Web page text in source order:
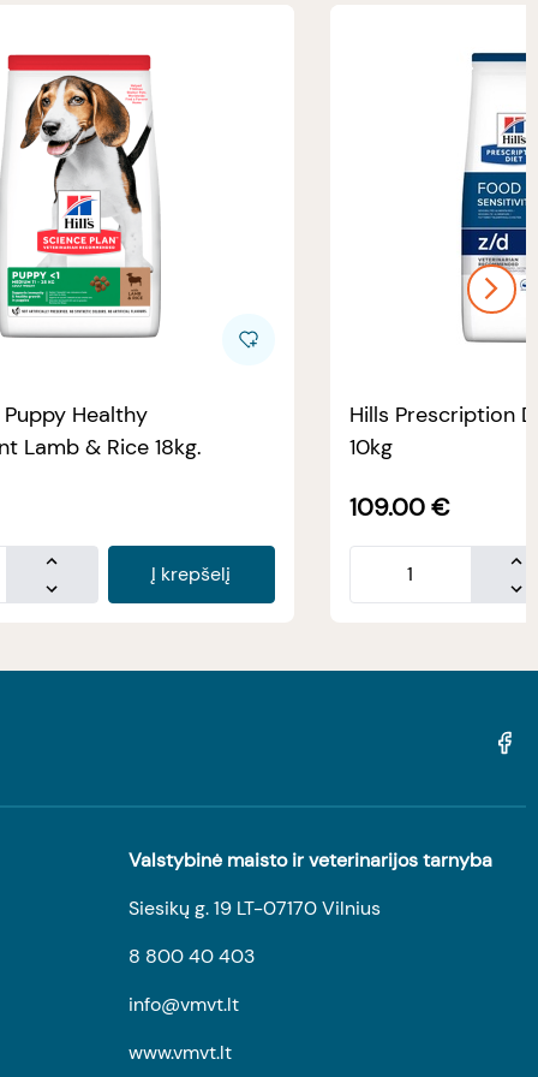
Healthy
Lamb & Rice 18kg.
Į krepšelį
Hills Prescription
10kg
109.00 €
Valstybinė maisto ir veterinarijos tarnyba
Siesikų g. 19 LT-07170 Vilnius
8 800 40 403
info@vmvt.lt
www.vmvt.lt